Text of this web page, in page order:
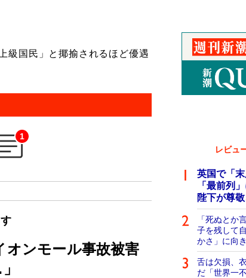
級国民」と揶揄されるほど優遇
1
ンモール事故被害
レビュ
英国で「
「最前列
陛下が尊
「死ぬとか
子を残して
かさ」に向
舌は欠損、
だ「世界一